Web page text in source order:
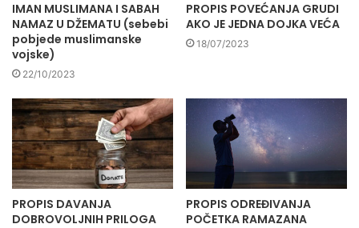
IMAN MUSLIMANA I SABAH
NAMAZ U DŽEMATU (sebebi
pobjede muslimanske
vojske)
22/10/2023
PROPIS POVEĆANJA GRUDI
AKO JE JEDNA DOJKA VEĆA
18/07/2023
PROPIS DAVANJA
DOBROVOLJNIH PRILOGA
PROPIS ODREĐIVANJA
POČETKA RAMAZANA